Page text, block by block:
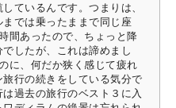
ているんです。つまりは、
では乗ったままで同じ座
間あったので、ちょっと降
したが、これは諦めまし
に、何だか狭く感じて疲れ
行の続きをしている気分で
過去の旅行のベスト３に入